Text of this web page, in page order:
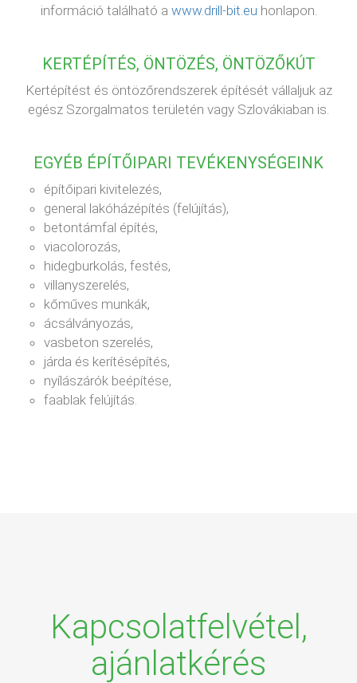
információ található a www.drill-bit.eu honlapon.
KERTÉPÍTÉS, ÖNTÖZÉS, ÖNTÖZŐKÚT
Kertépítést és öntözőrendszerek építését vállaljuk az
egész Szorgalmatos területén vagy Szlovákiaban is.
EGYÉB ÉPÍTŐIPARI TEVÉKENYSÉGEINK
építőipari kivitelezés,
general lakóházépítés (felújítás),
betontámfal építés,
viacolorozás,
hidegburkolás, festés,
villanyszerelés,
kőműves munkák,
ácsálványozás,
vasbeton szerelés,
járda és kerítésépítés,
nyílászárók beépítése,
faablak felújítás.
Kapcsolatfelvétel,
ajánlatkérés